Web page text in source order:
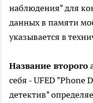
наблюдения" для
данных в памяти
указывается в
Название второго
себя - UFED "Phone
детектив"